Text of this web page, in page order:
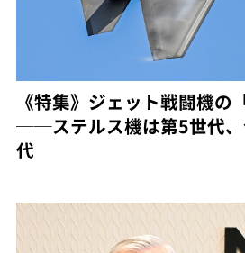
《特集》ジェット戦闘機の
──ステルス機は第5世代、
代